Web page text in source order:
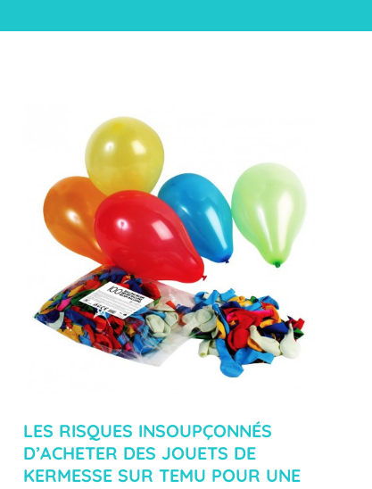
LES RISQUES INSOUPÇONNÉS
D’ACHETER DES JOUETS DE
KERMESSE SUR TEMU POUR UNE